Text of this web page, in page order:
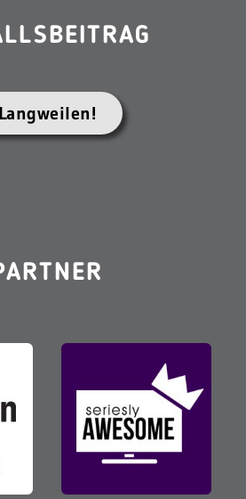
Langweilen!